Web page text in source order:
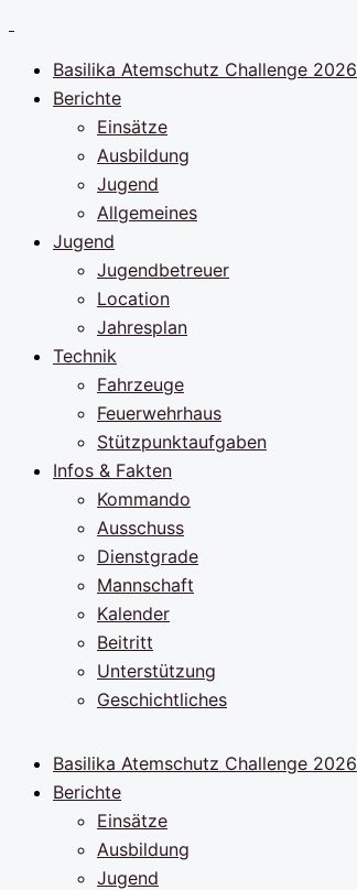
springenBasilika Atemschutz Challenge 2026
Berichte
Einsätze
Ausbildung
Jugend
Allgemeines
Jugend
Jugendbetreuer
Location
Jahresplan
Technik
Fahrzeuge
Feuerwehrhaus
Stützpunktaufgaben
Infos & Fakten
Kommando
Ausschuss
Dienstgrade
Mannschaft
Kalender
Beitritt
Unterstützung
Geschichtliches
Basilika Atemschutz Challenge 2026
Berichte
Einsätze
Ausbildung
Jugend